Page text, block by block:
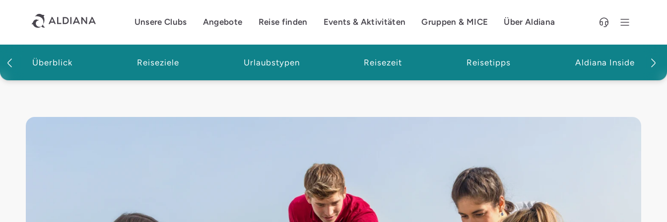
Unsere Clubs
Angebote Reise finden Events & Aktivitäten Gruppen & MICE Über Aldiana
Überblick Reiseziele Urlaubstypen Reisezeit Reisetipps Aldiana Inside